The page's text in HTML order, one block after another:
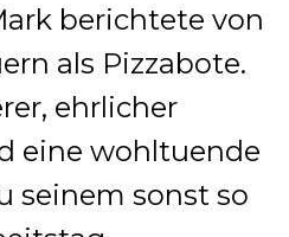
berichtete von
als Pizzabote.
ehrlicher
eine wohltuende
seinem sonst so